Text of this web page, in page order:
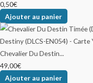
0,50€
Ajouter au panier
Chevalier Du Destin...
49,00€
Ajouter au panier